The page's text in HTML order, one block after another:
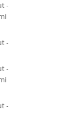
-
-
-
-